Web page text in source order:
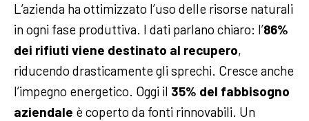
L’azienda ha ottimizzato l’uso delle risorse naturali
in ogni fase produttiva. I dati parlano chiaro: l’86%
dei rifiuti viene destinato al recupero,
riducendo drasticamente gli sprechi. Cresce anche
l’impegno energetico. Oggi il 35% del fabbisogno
aziendale è coperto da fonti rinnovabili. Un